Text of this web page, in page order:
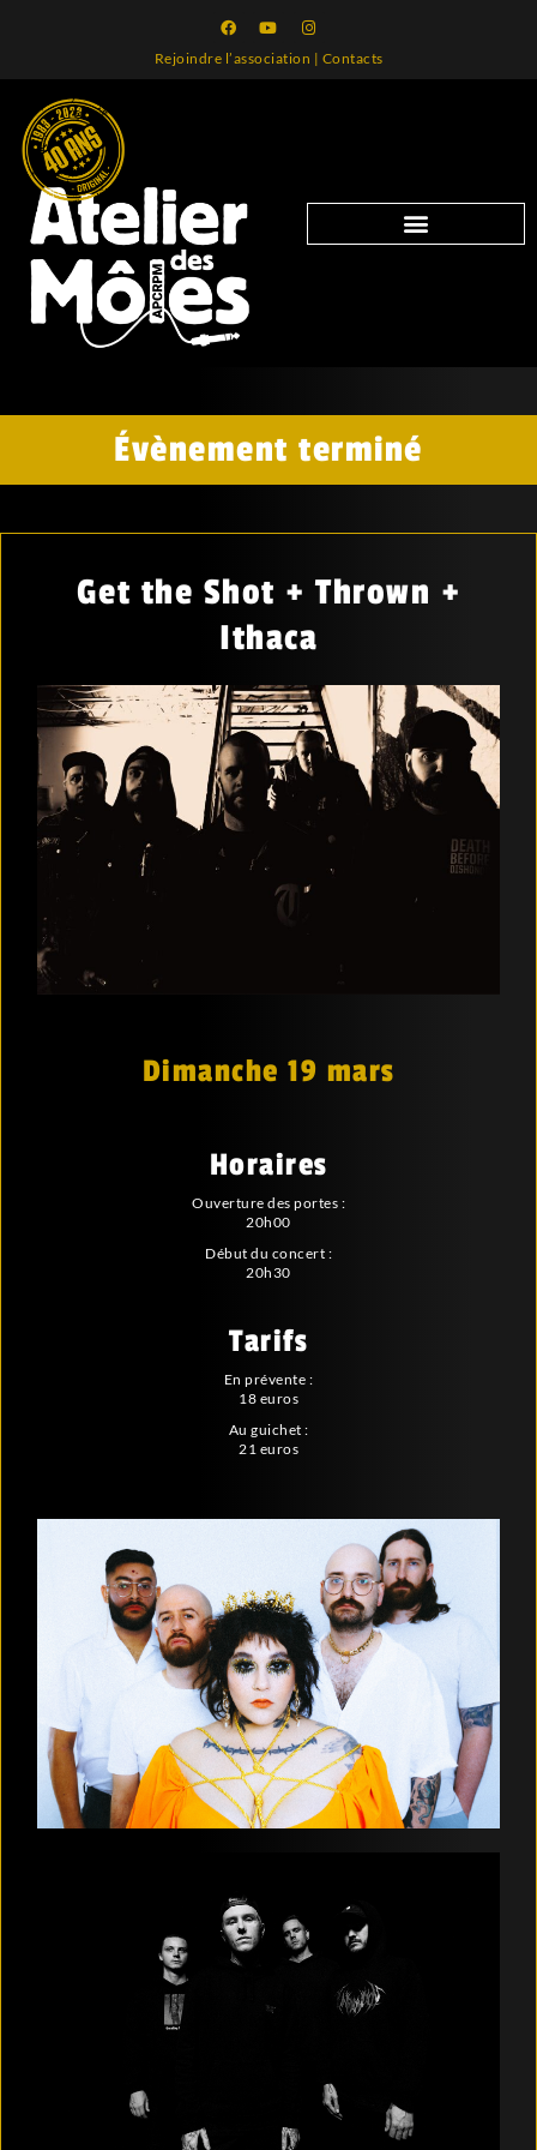
Rejoindre l’association | Contacts
Évènement terminé
Get the Shot + Thrown +
Ithaca
Dimanche 19 mars
Horaires
Ouverture des portes :
20h00
Début du concert :
20h30
Tarifs
En prévente :
18 euros
Au guichet :
21 euros